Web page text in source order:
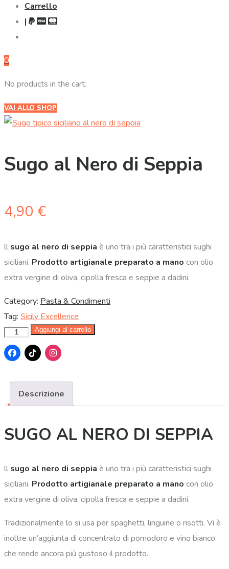
Carrello
|
0
No products in the cart.
VAI ALLO SHOP
Sugo al Nero di Seppia
4,90 €
ll sugo al nero di seppia è uno tra i più caratteristici sughi
siciliani. Prodotto artigianale preparato a mano con olio
extra vergine di oliva, cipolla fresca e seppie a dadini.
Category: Pasta & Condimenti
Tag: Sicily Excellence
Aggiungi al carrello
Descrizione
SUGO AL NERO DI SEPPIA
ll sugo al nero di seppia è uno tra i più caratteristici sughi
siciliani. Prodotto artigianale preparato a mano con olio
extra vergine di oliva, cipolla fresca e seppie a dadini.
Tradizionalmente lo si usa per spaghetti, linguine o risotti. Vi è
inoltre un’aggiunta di concentrato di pomodoro e vino bianco
che rende ancora più gustoso il prodotto.